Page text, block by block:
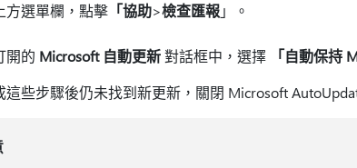
方選單欄，點擊「協助>檢查匯報」。
開的 Microsoft 自動更新對話框中，選擇 「自動保持
這些步驟後仍未找到新更新，關閉 Microsoft